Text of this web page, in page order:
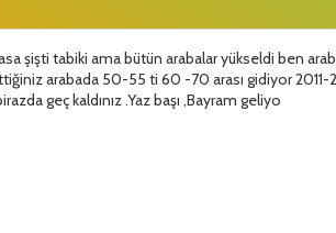
şişti tabiki ama bütün arabalar yükseldi ben
arabada 50-55 ti 60 -70 arası gidiyor 2011-
geç kaldınız .Yaz başı ,Bayram geliyo